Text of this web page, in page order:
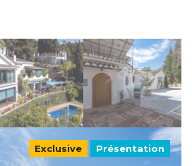
Exclusive Présentation